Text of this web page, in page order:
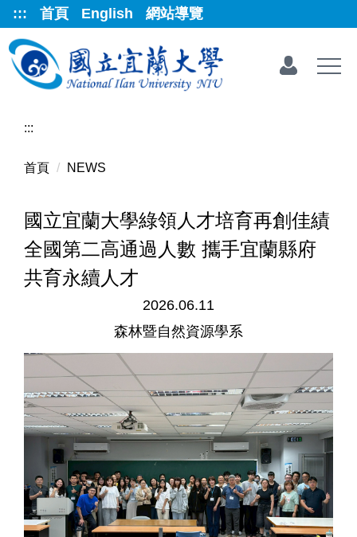
跳
到
主
要
::: 首頁 English 網站導覽
:::
首頁 NEWS
國立宜蘭大學綠領人才培育再創佳績
全國第二高通過人數 攜手宜蘭縣府
共育永續人才
2026.06.11
森林暨自然資源學系